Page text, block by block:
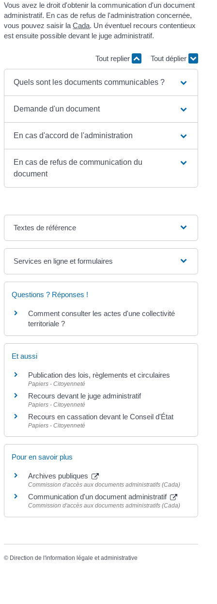
Vous avez le droit d'obtenir la communication d'un document
administratif. En cas de refus de l'administration concernée,
vous pouvez saisir laCada. Un éventuel recours contentieux
est ensuite possible devant le juge administratif.
Tout replier Tout déplier
Quels sont les documents communicables ?
Demande d'un document
En cas d'accord de l'administration
En cas de refus de communication du
document
Textes de référence
Services en ligne et formulaires
Questions ? Réponses !
Comment consulter les actes d'une collectivité
territoriale ?
Et aussi
Publication des lois, règlements et circulaires
Papiers - Citoyenneté
Recours devant le juge administratif
Papiers - Citoyenneté
Recours en cassation devant le Conseil d'État
Papiers - Citoyenneté
Pour en savoir plus
Archives publiques
Commission d'accès aux documents administratifs (Cada)
Communication d'un document administratif
Commission d'accès aux documents administratifs (Cada)
© Direction de l'information légale et administrative